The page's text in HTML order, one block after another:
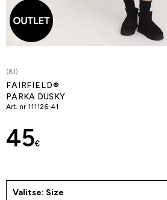
(81)
FAIRFIELD®
PARKA DUSKY
Art. nr 111126-41
45€
Valitse: Size